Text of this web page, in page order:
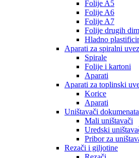
Folije A5
Folije A6
Folije A7
Folije drugih
Hladno
Aparati za spiralni uvez
Spirale
Folije i kartoni
Aparati
Aparati za toplinski
Korice
Aparati
Uništavači dokumenata
Mali uništavači
Uredski
Pribor za
Rezači i giljotine